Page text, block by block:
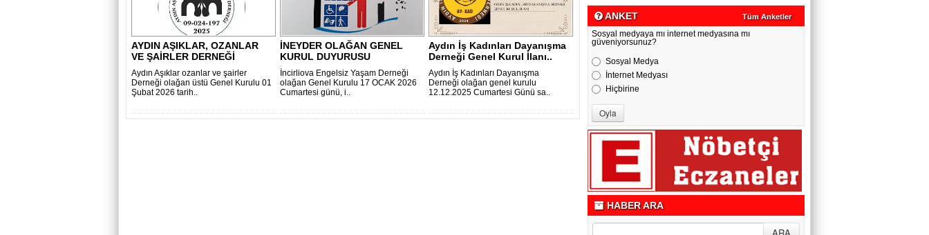
AYDIN AŞIKLAR, OZANLAR
VE ŞAİRLER DERNEĞİ
Aydın Aşıklar ozanlar ve şairler
Derneği olağan üstü Genel Kurulu 01
Şubat 2026 tarih..
İNEYDER OLAĞAN GENEL
KURUL DUYURUSU
İncirliova Engelsiz Yaşam Derneği
olağan Genel Kurulu 17 OCAK 2026
Cumartesi günü, i..
Aydın İş Kadınları Dayanışma
Derneği Genel Kurul İlanı..
Aydın İş Kadınları Dayanışma
Derneği olağan genel kurulu
12.12.2025 Cumartesi Günü sa..
ANKET Tüm Anketler
Sosyal medyaya mı internet medyasına mı
güveniyorsunuz?
Sosyal Medya
İnternet Medyası
Hiçbirine
HABER ARA